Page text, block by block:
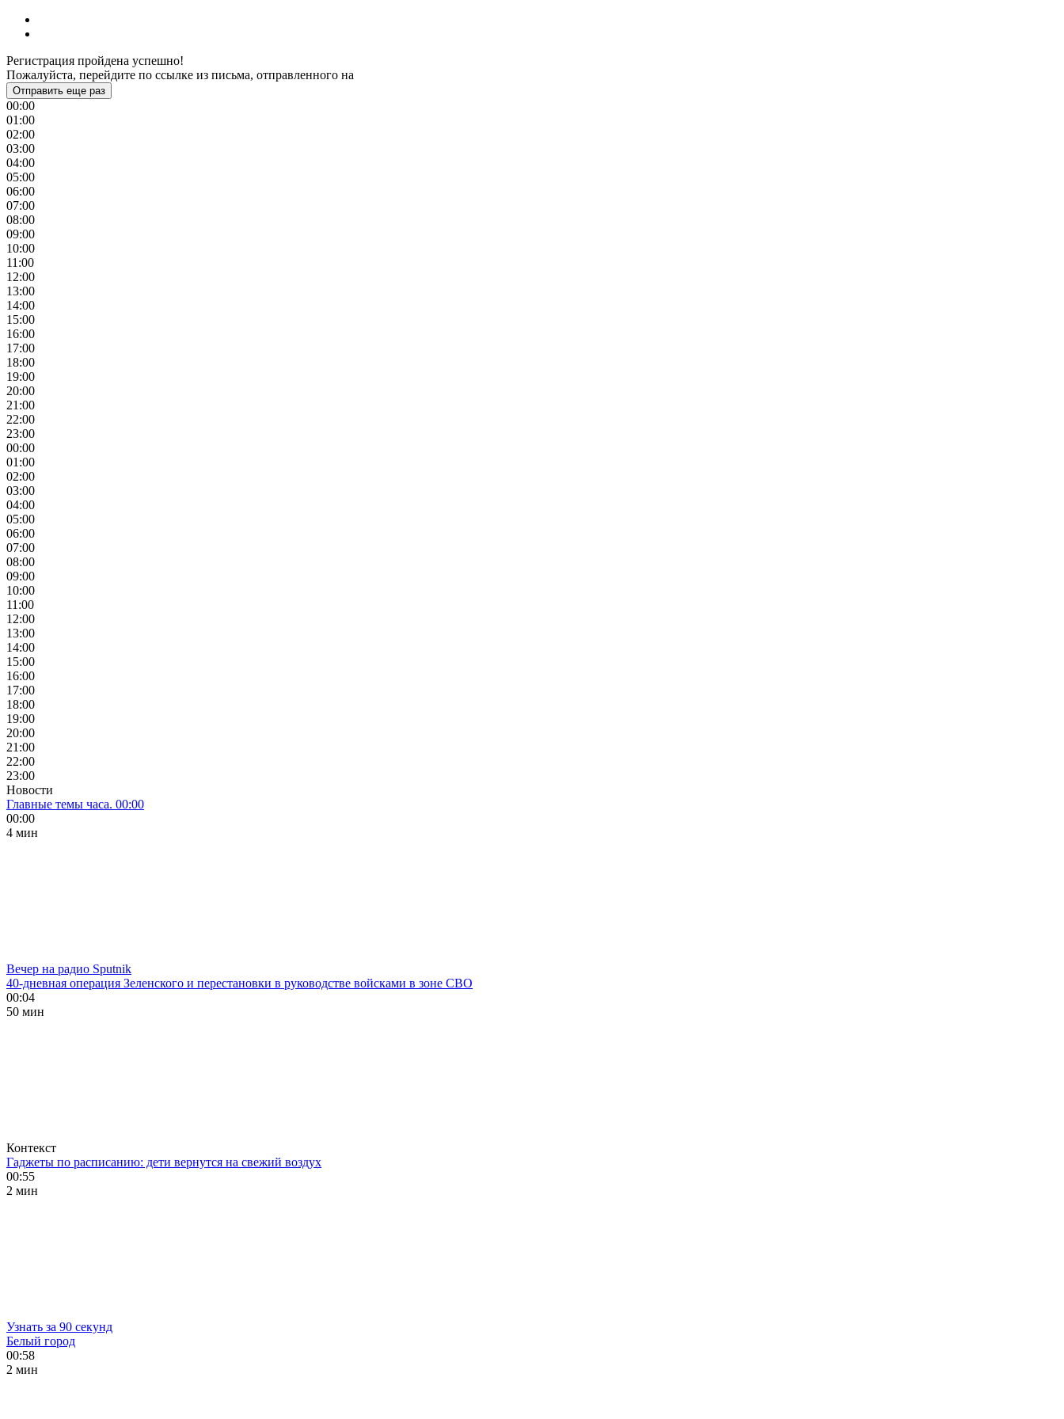
Регистрация пройдена успешно!
Пожалуйста, перейдите по ссылке из письма, отправленного на
Отправить еще раз
00:00
01:00
02:00
03:00
04:00
05:00
06:00
07:00
08:00
09:00
10:00
11:00
12:00
13:00
14:00
15:00
16:00
17:00
18:00
19:00
20:00
21:00
22:00
23:00
00:00
01:00
02:00
03:00
04:00
05:00
06:00
07:00
08:00
09:00
10:00
11:00
12:00
13:00
14:00
15:00
16:00
17:00
18:00
19:00
20:00
21:00
22:00
23:00
Новости
Главные темы часа. 00:00
00:00
4 мин
Вечер на радио Sputnik
40-дневная операция Зеленского и перестановки в руководстве войсками в зоне СВО
00:04
50 мин
Контекст
Гаджеты по расписанию: дети вернутся на свежий воздух
00:55
2 мин
Узнать за 90 секунд
Белый город
00:58
2 мин